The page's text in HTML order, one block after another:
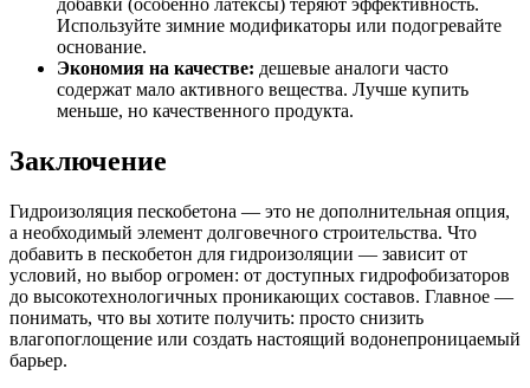
Используйте зимние модификаторы или подогревайте
основание.
Экономия на качестве: дешевые аналоги часто
содержат мало активного вещества. Лучше купить
меньше, но качественного продукта.
Заключение
Гидроизоляция пескобетона — это не дополнительная опция,
а необходимый элемент долговечного строительства. Что
добавить в пескобетон для гидроизоляции — зависит от
условий, но выбор огромен: от доступных гидрофобизаторов
до высокотехнологичных проникающих составов. Главное —
понимать, что вы хотите получить: просто снизить
влагопоглощение или создать настоящий водонепроницаемый
барьер.